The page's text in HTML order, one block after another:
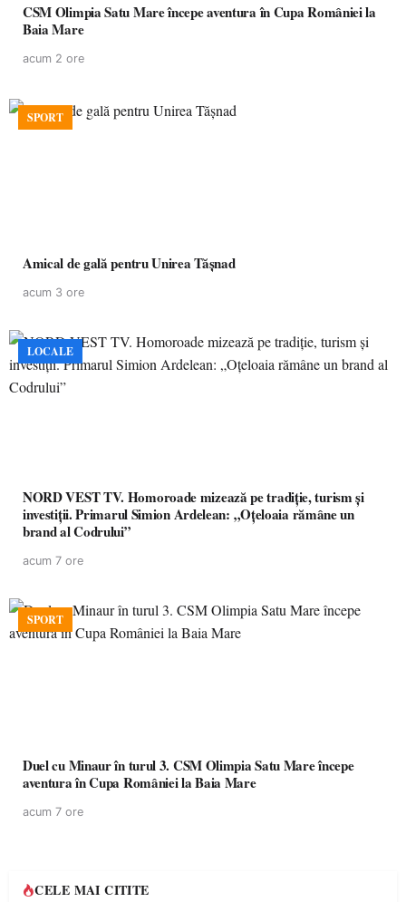
CSM Olimpia Satu Mare începe aventura în Cupa României la
Baia Mare
acum 2 ore
SPORT
Amical de gală pentru Unirea Tășnad
acum 3 ore
LOCALE
NORD VEST TV. Homoroade mizează pe tradiție, turism și
investiții. Primarul Simion Ardelean: „Oțeloaia rămâne un
brand al Codrului”
acum 7 ore
SPORT
Duel cu Minaur în turul 3. CSM Olimpia Satu Mare începe
aventura în Cupa României la Baia Mare
acum 7 ore
CELE MAI CITITE